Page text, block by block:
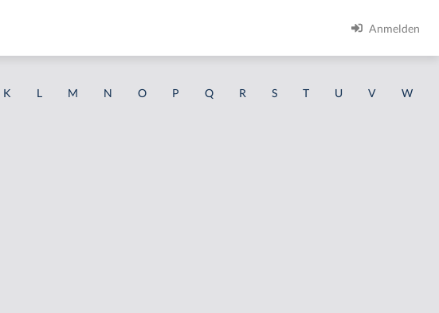
Anmelden
K L M N O P Q R S T U V W